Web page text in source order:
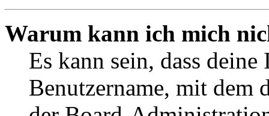
Warum kann ich mich
Es kann sein, dass
Benutzername, mit dem